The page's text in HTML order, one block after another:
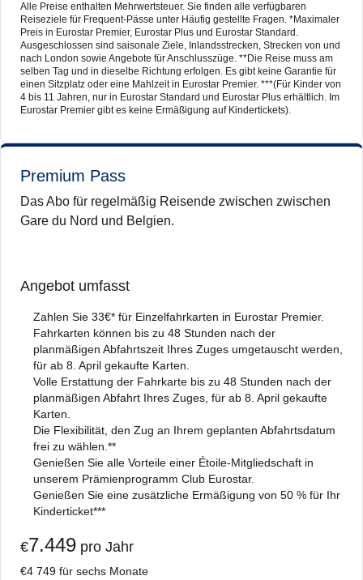
Alle Preise enthalten Mehrwertsteuer. Sie finden alle verfügbaren
Reiseziele für Frequent-Pässe unter Häufig gestellte Fragen. *Maximaler
Preis in Eurostar Premier, Eurostar Plus und Eurostar Standard.
Ausgeschlossen sind saisonale Ziele, Inlandsstrecken, Strecken von und
nach London sowie Angebote für Anschlusszüge. **Die Reise muss am
selben Tag und in dieselbe Richtung erfolgen. Es gibt keine Garantie für
einen Sitzplatz oder eine Mahlzeit in Eurostar Premier. ***(Für Kinder von
4 bis 11 Jahren, nur in Eurostar Standard und Eurostar Plus erhältlich. Im
Eurostar Premier gibt es keine Ermäßigung auf Kindertickets).
Premium Pass
Das Abo für regelmäßig Reisende zwischen zwischen
Gare du Nord und Belgien.
Angebot umfasst
Zahlen Sie 33€* für Einzelfahrkarten in Eurostar Premier.
Fahrkarten können bis zu 48 Stunden nach der
planmäßigen Abfahrtszeit Ihres Zuges umgetauscht werden,
für ab 8. April gekaufte Karten.
Volle Erstattung der Fahrkarte bis zu 48 Stunden nach der
planmäßigen Abfahrt Ihres Zuges, für ab 8. April gekaufte
Karten.
Die Flexibilität, den Zug an Ihrem geplanten Abfahrtsdatum
frei zu wählen.**
Genießen Sie alle Vorteile einer Étoile-Mitgliedschaft in
unserem Prämienprogramm Club Eurostar.
Genießen Sie eine zusätzliche Ermäßigung von 50 % für Ihr
Kinderticket***
€7.449 pro Jahr
€4 749 für sechs Monate